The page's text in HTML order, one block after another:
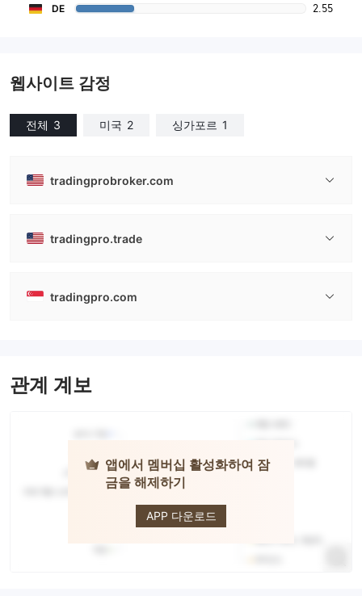
DE 2.55
웹사이트 감정
전체 3 미국 2 싱가포르 1
tradingprobroker.com
tradingpro.trade
tradingpro.com
관계 계보
앱에서 멤버십 활성화하여 잠
금을 해제하기
APP 다운로드
Trading Pro